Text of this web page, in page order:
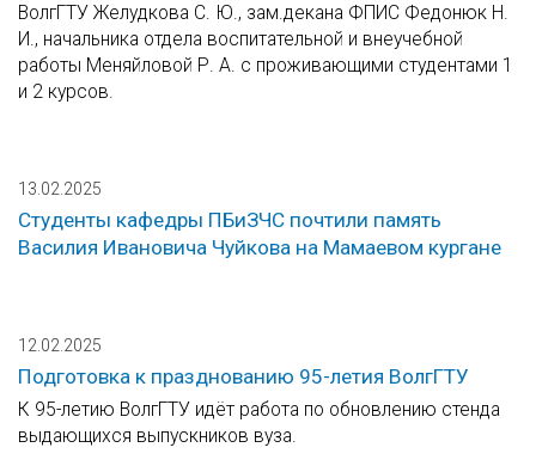
ВолгГТУ Желудкова С. Ю., зам.декана ФПИС Федонюк Н.
И., начальника отдела воспитательной и внеучебной
работы Меняйловой Р. А. с проживающими студентами 1
и 2 курсов.
13.02.2025
Студенты кафедры ПБиЗЧС почтили память
Василия Ивановича Чуйкова на Мамаевом кургане
12.02.2025
Подготовка к празднованию 95-летия ВолгГТУ
К 95-летию ВолгГТУ идёт работа по обновлению стенда
выдающихся выпускников вуза.